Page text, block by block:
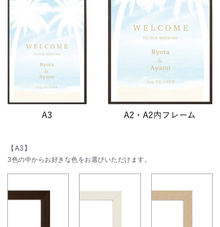
【A3】
3色の中からお好きな色をお選びいただけます。